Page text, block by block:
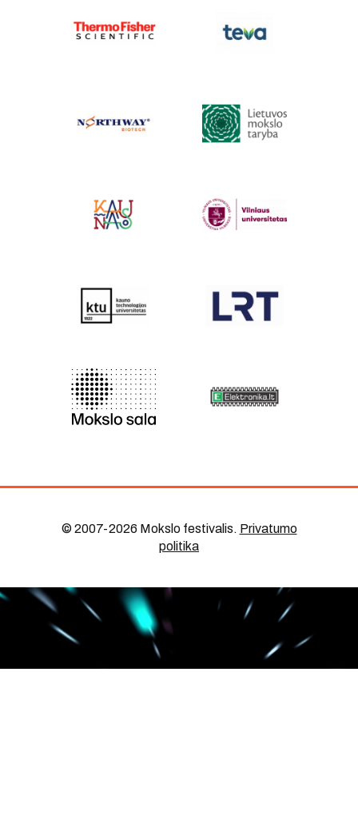
© 2007-2026 Mokslo festivalis. Privatumo
politika